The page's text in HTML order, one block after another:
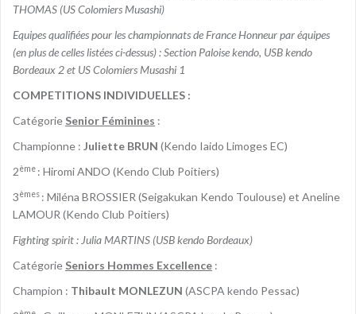
THOMAS (US Colomiers Musashi)
Equipes qualifiées pour les championnats de France Honneur par équipes
(en plus de celles listées ci-dessus) : Section Paloise kendo, USB kendo
Bordeaux 2 et US Colomiers Musashi 1
COMPETITIONS INDIVIDUELLES :
Catégorie Senior Féminines :
Championne : Juliette BRUN (Kendo Iaido Limoges EC)
2ème : Hiromi ANDO (Kendo Club Poitiers)
3èmes : Miléna BROSSIER (Seigakukan Kendo Toulouse) et Aneline
LAMOUR (Kendo Club Poitiers)
Fighting spirit : Julia MARTINS (USB kendo Bordeaux)
Catégorie Seniors Hommes Excellence :
Champion : Thibault MONLEZUN (ASCPA kendo Pessac)